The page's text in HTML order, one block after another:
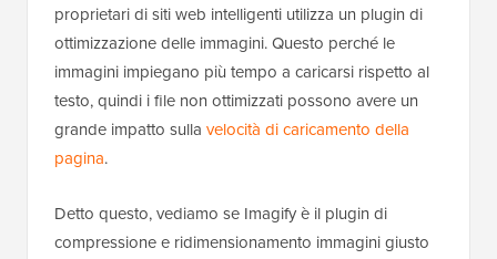
proprietari di siti web intelligenti utilizza un plugin di
ottimizzazione delle immagini. Questo perché le
immagini impiegano più tempo a caricarsi rispetto al
testo, quindi i file non ottimizzati possono avere un
grande impatto sulla velocità di caricamento della
pagina.
Detto questo, vediamo se Imagify è il plugin di
compressione e ridimensionamento immagini giusto